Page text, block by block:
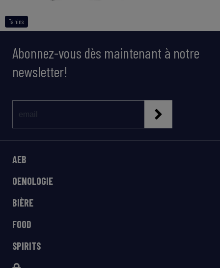
Tanins
Abonnez-vous dès maintenant à notre
newsletter!
AEB
OENOLOGIE
BIÈRE
FOOD
SPIRITS